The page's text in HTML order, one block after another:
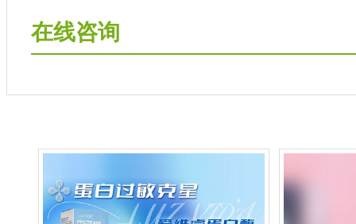
在线咨询